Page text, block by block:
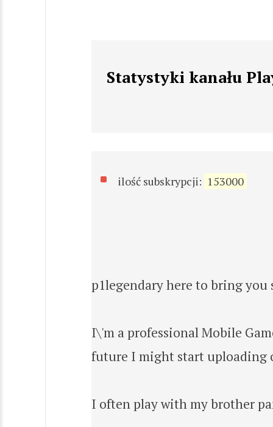
Statystyki kanału
ilość subskrypcji: 153000
p1legendary here to bring you
I\'m a professional Mobile
future I might start uploading
I often play with my brother